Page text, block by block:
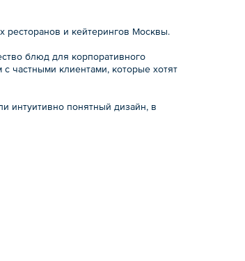
ресторанов и кейтерингов Москвы.
блюд для корпоративного
частными клиентами, которые хотят
интуитивно понятный дизайн, в